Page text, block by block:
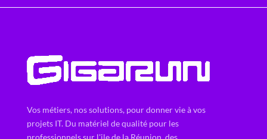
Vos métiers, nos solutions, pour donner vie à vos
projets IT. Du matériel de qualité pour les
professionnels sur l'ile de la Réunion, des